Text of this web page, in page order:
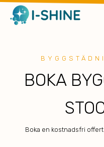
BOKA
Boka en kostnadsfri